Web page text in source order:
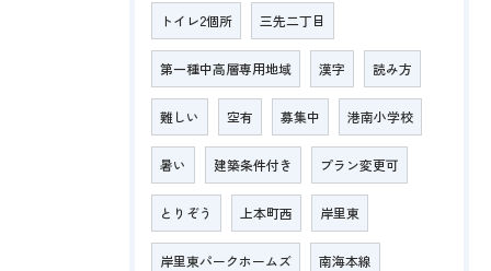
トイレ2個所 三先二丁目
第一種中高層専用地域 漢字 読み方
難しい 空有 募集中 港南小学校
暑い 建築条件付き プラン変更可
とりぞう 上本町西 岸里東
岸里東パークホームズ 南海本線